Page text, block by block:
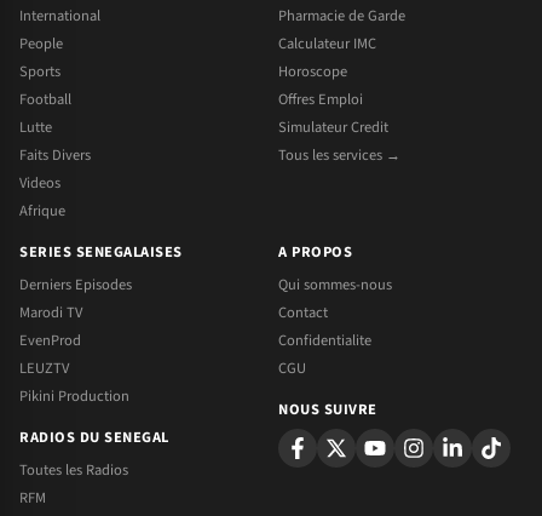
International
People
Sports
Football
Lutte
Faits Divers
Videos
Afrique
Pharmacie de Garde
Calculateur IMC
Horoscope
Offres Emploi
Simulateur Credit
Tous les services →
SERIES SENEGALAISES
Derniers Episodes
Marodi TV
EvenProd
LEUZTV
Pikini Production
RADIOS DU SENEGAL
Toutes les Radios
RFM
A PROPOS
Qui sommes-nous
Contact
Confidentialite
CGU
NOUS SUIVRE